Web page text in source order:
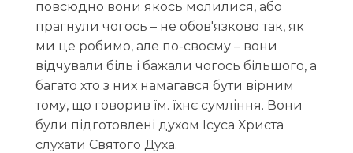
повсюдно вони якось молилися, або
прагнули чогось – не обов'язково так, як
ми це робимо, але по-своєму – вони
відчували біль і бажали чогось більшого, а
багато хто з них намагався бути вірним
тому, що говорив їм. їхнє сумління. Вони
були підготовлені духом Ісуса Христа
слухати Святого Духа.